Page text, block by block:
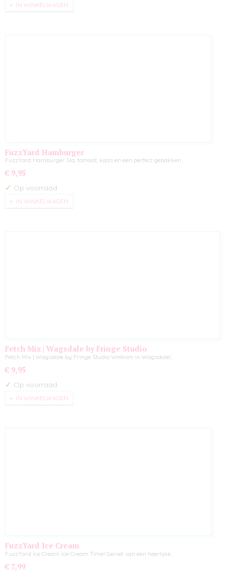
IN WINKELWAGEN
FuzzYard Hamburger
FuzzYard Hamburger Sla, tomaat, kaas en een perfect gebakken…
€ 9,95
✓ Op voorraad
IN WINKELWAGEN
Fetch Mix | Wagsdale by Fringe Studio
Fetch Mix | Wagsdale by Fringe Studio Welkom in Wagsdale!…
€ 9,95
✓ Op voorraad
IN WINKELWAGEN
FuzzYard Ice Cream
FuzzYard Ice Cream Ice Cream Time! Geniet van een heerlijke…
€ 7,99